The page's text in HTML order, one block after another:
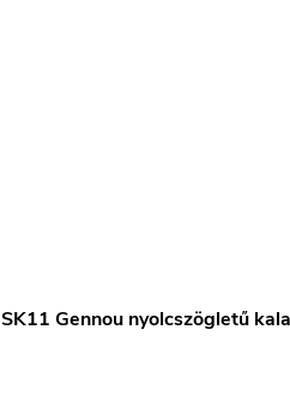
SK11 Gennou nyolcszögletű